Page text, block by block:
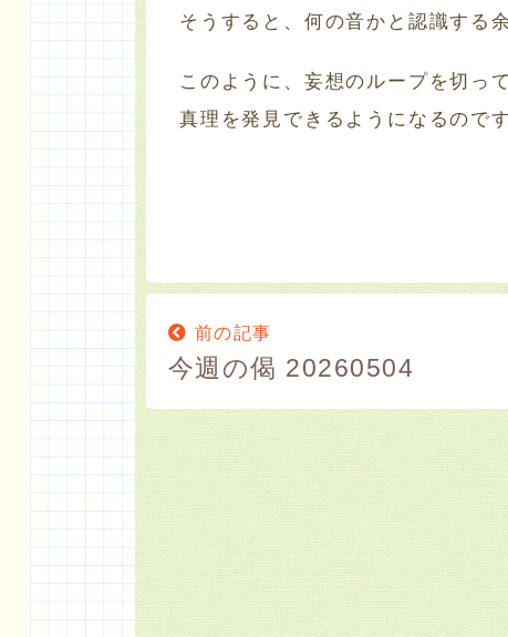
そうすると、何の音かと認識する
このように、妄想のループを切っ
真理を発見できるようになるのです
前の記事
今週の偈 20260504